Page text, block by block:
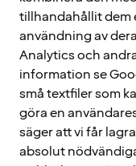
tillhandahållit dem
användning av
Analytics och
information se
små textfiler som
göra en
säger att vi får
absolut